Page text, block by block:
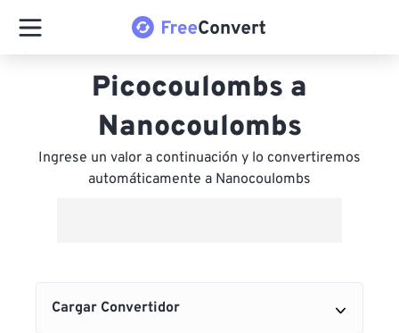
Picocoulombs a
Nanocoulombs
Ingrese un valor a continuación y lo convertiremos
automáticamente a Nanocoulombs